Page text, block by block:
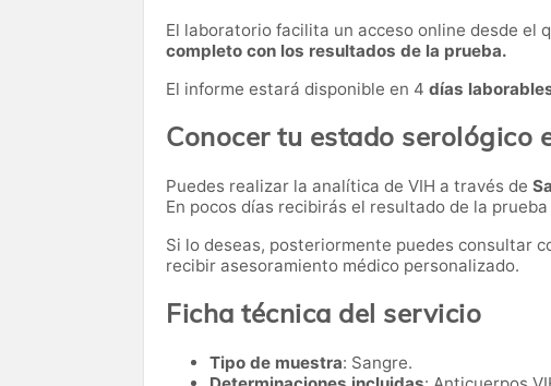
El laboratorio facilita un acceso online desde el
completo con los resultados de la prueba.
El informe estará disponible en 4 días
Conocer tu estado serológico
Puedes realizar la analítica de VIH a través de
En pocos días recibirás el resultado de la
Si lo deseas, posteriormente puedes consultar
recibir asesoramiento médico personalizado.
Ficha técnica del servicio
Tipo de muestra: Sangre.